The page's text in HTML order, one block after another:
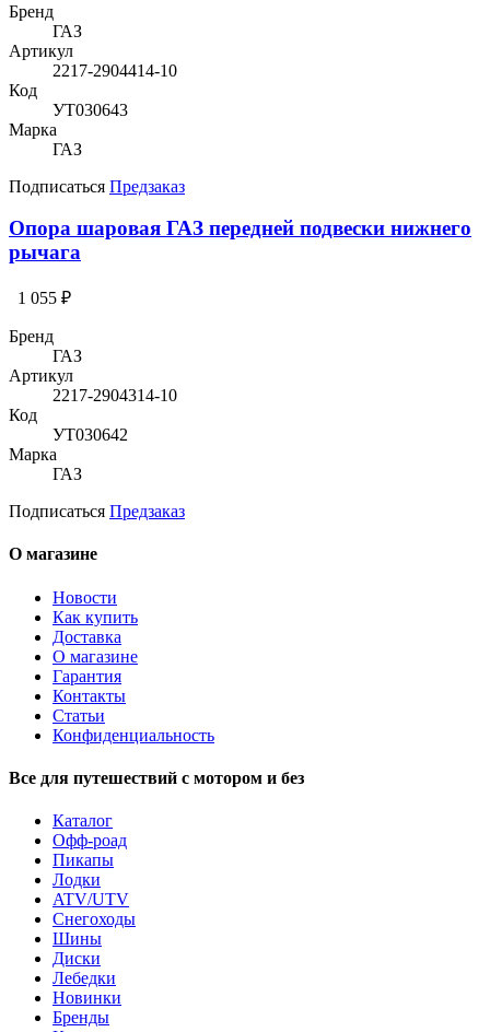
Бренд
ГАЗ
Артикул
2217-2904414-10
Код
УТ030643
Марка
ГАЗ
Подписаться Предзаказ
Опора шаровая ГАЗ передней подвески нижнего
рычага
1 055 ₽
Бренд
ГАЗ
Артикул
2217-2904314-10
Код
УТ030642
Марка
ГАЗ
Подписаться Предзаказ
О магазине
Новости
Как купить
Доставка
О магазине
Гарантия
Контакты
Статьи
Конфиденциальность
Все для путешествий с мотором и без
Каталог
Офф-роад
Пикапы
Лодки
ATV/UTV
Снегоходы
Шины
Диски
Лебедки
Новинки
Бренды